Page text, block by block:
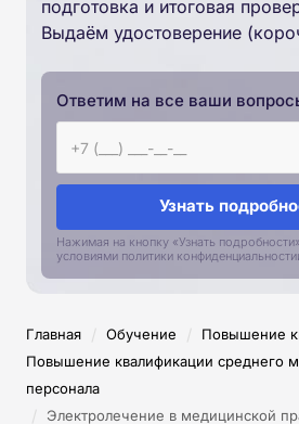
подготовка и итоговая
Выдаём удостоверение
Ответим на все ваши
Узнать
Нажимая на кнопку «Узнать
условиями политики
Главная / Обучение / Повышение
Повышение квалификации среднего
персонала
/ Электролечение в медицинской